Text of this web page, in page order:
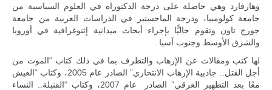
وهارفارد وهي حاصلة على درجة الدكتوراه في العلوم السياسية من
جامعة كولومبيا، ودرجة الماجستير في الدراسات العربية من جامعة
جورج تاون وتقوم حاليًّا بإجراء أبحاث ميدانية إثنوغرافية في أوروبا
والشرق الأوسط وجنوب آسيا .
لها كتب ومقالات عن الإرهاب والتطرف بما في ذلك كتاب “الموت من
أجل القتل.. جاذبية الإرهاب الانتحاري” الصادر عام 2005، وكتاب “العيش
معًا بعد التطهير العرقي” الصادر عام 2007، وكتاب “القنبلة.. النساء